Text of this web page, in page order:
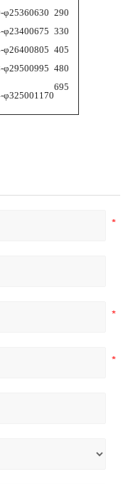
φ25360630 290
φ23400675 330
φ26400805 405
φ29500995 480
φ325001170
695